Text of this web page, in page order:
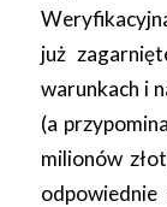
już
warunkach i
(a
milionów